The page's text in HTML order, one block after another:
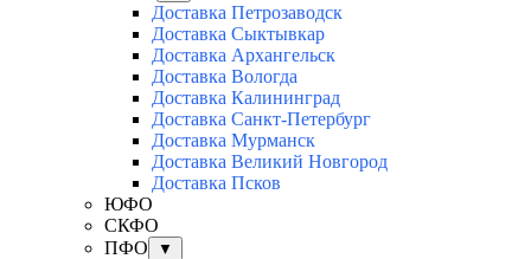
Доставка Петрозаводск
Доставка Сыктывкар
Доставка Архангельск
Доставка Вологда
Доставка Калининград
Доставка Санкт-Петербург
Доставка Мурманск
Доставка Великий Новгород
Доставка Псков
ЮФО
СКФО
ПФО
▼